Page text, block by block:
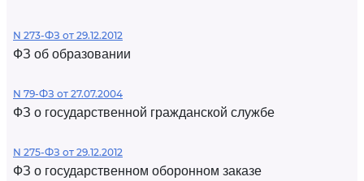
N 273-ФЗ от 29.12.2012
ФЗ об образовании
N 79-ФЗ от 27.07.2004
ФЗ о государственной гражданской службе
N 275-ФЗ от 29.12.2012
ФЗ о государственном оборонном заказе